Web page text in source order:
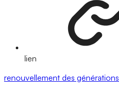
lien
renouvellement des générations